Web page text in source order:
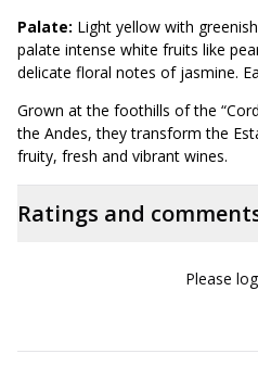
Palate: Light yellow with
palate intense white fruits like
delicate floral notes of jasmine.
Grown at the foothills of the
the Andes, they transform the
fruity, fresh and vibrant wines.
Ratings and
Please